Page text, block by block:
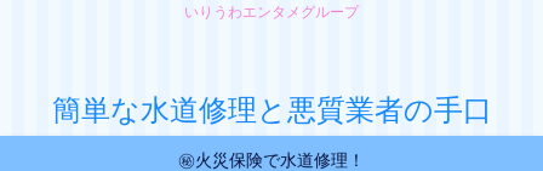
いりうわエンタメグループ
簡単な水道修理と悪質業者の手口
㊙火災保険で水道修理！